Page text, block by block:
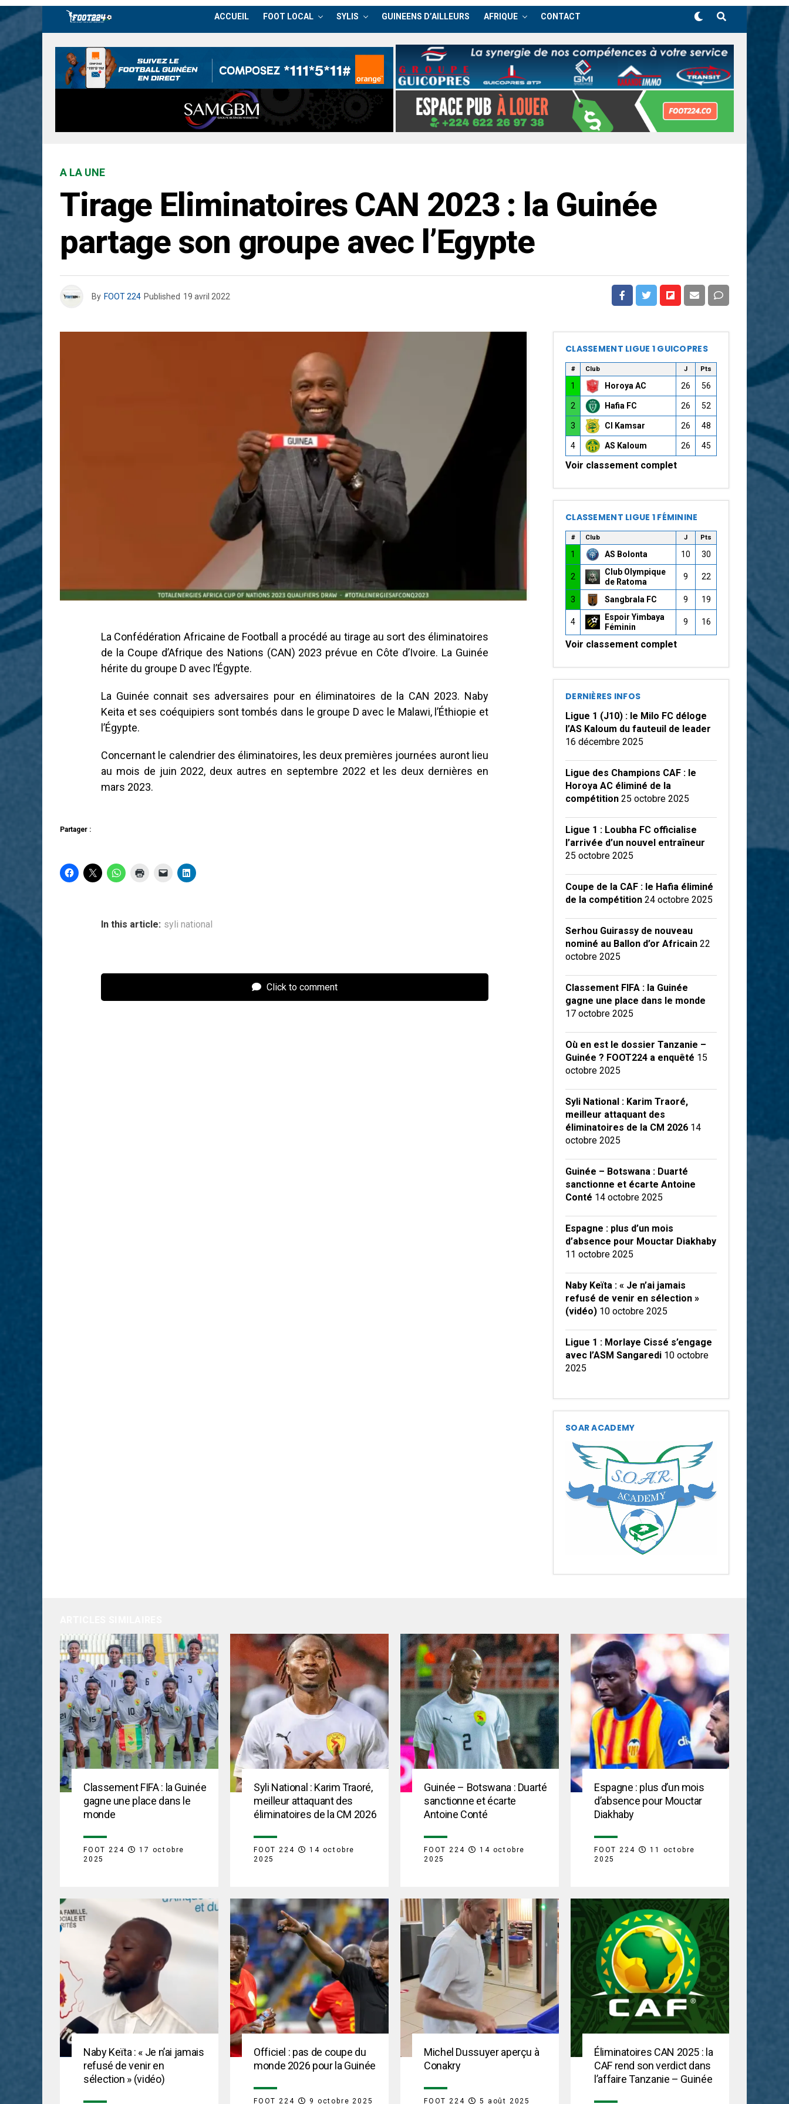
ACCUEIL FOOT LOCAL SYLIS GUINEENS D’AILLEURS AFRIQUE CONTACT
A LA UNE
Tirage Eliminatoires CAN 2023 : la Guinée
partage son groupe avec l’Egypte
By FOOT 224 Published 19 avril 2022
La Confédération Africaine de Football a procédé au tirage au sort des éliminatoires
de la Coupe d’Afrique des Nations (CAN) 2023 prévue en Côte d’Ivoire. La Guinée
hérite du groupe D avec l’Égypte.
La Guinée connait ses adversaires pour en éliminatoires de la CAN 2023. Naby
Keita et ses coéquipiers sont tombés dans le groupe D avec le Malawi, l’Éthiopie et
l’Égypte.
Concernant le calendrier des éliminatoires, les deux premières journées auront lieu
au mois de juin 2022, deux autres en septembre 2022 et les deux dernières en
mars 2023.
Partager :
In this article: syli national
Click to comment
CLASSEMENT LIGUE 1 GUICOPRES
# Club J Pts
1 Horoya AC 26 56
2 Hafia FC 26 52
3 CI Kamsar 26 48
4 AS Kaloum 26 45
Voir classement complet
CLASSEMENT LIGUE 1 FÉMININE
# Club J Pts
1 AS Bolonta 10 30
2
Club Olympique
de Ratoma
9 22
3 Sangbrala FC 9 19
4
Espoir Yimbaya
Féminin
9 16
Voir classement complet
DERNIÈRES INFOS
Ligue 1 (J10) : le Milo FC déloge
l’AS Kaloum du fauteuil de leader
16 décembre 2025
Ligue des Champions CAF : le
Horoya AC éliminé de la
compétition 25 octobre 2025
Ligue 1 : Loubha FC officialise
l’arrivée d’un nouvel entraîneur
25 octobre 2025
Coupe de la CAF : le Hafia éliminé
de la compétition 24 octobre 2025
Serhou Guirassy de nouveau
nominé au Ballon d’or Africain 22
octobre 2025
Classement FIFA : la Guinée
gagne une place dans le monde
17 octobre 2025
Où en est le dossier Tanzanie –
Guinée ? FOOT224 a enquêté 15
octobre 2025
Syli National : Karim Traoré,
meilleur attaquant des
éliminatoires de la CM 2026 14
octobre 2025
Guinée – Botswana : Duarté
sanctionne et écarte Antoine
Conté 14 octobre 2025
Espagne : plus d’un mois
d’absence pour Mouctar Diakhaby
11 octobre 2025
Naby Keïta : « Je n’ai jamais
refusé de venir en sélection »
(vidéo) 10 octobre 2025
Ligue 1 : Morlaye Cissé s’engage
avec l’ASM Sangaredi 10 octobre
2025
SOAR ACADEMY
Classement FIFA : la Guinée
gagne une place dans le
monde
FOOT 224
17 octobre
2025
Syli National : Karim Traoré,
meilleur attaquant des
éliminatoires de la CM 2026
FOOT 224
14 octobre
2025
Guinée – Botswana : Duarté
sanctionne et écarte
Antoine Conté
FOOT 224
14 octobre
2025
Espagne : plus d’un mois
d’absence pour Mouctar
Diakhaby
FOOT 224
11 octobre
2025
Naby Keïta : « Je n’ai jamais
refusé de venir en
sélection » (vidéo)
Officiel : pas de coupe du
monde 2026 pour la Guinée
FOOT 224 9 octobre 2025
Michel Dussuyer aperçu à
Conakry
FOOT 224 5 août 2025
Éliminatoires CAN 2025 : la
CAF rend son verdict dans
l’affaire Tanzanie – Guinée